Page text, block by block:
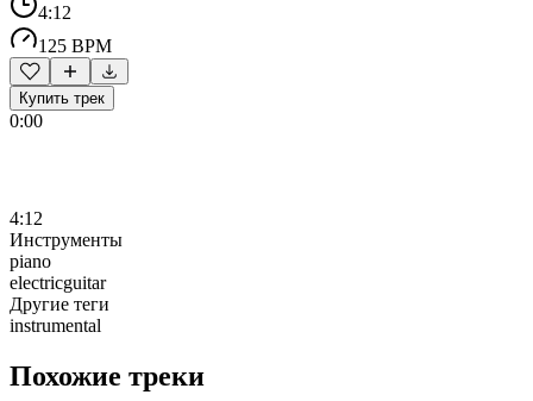
4:12
125 BPM
Купить трек
0:00
4:12
Инструменты
piano
electricguitar
Другие теги
instrumental
Похожие треки